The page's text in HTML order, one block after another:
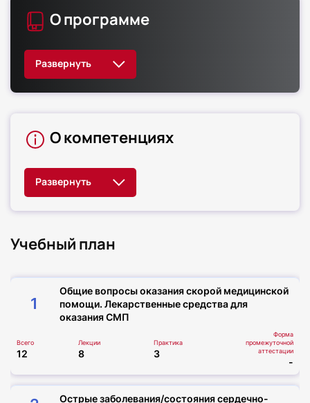
О программе
О компетенциях
Учебный план
1
Общие вопросы оказания скорой медицинской
помощи. Лекарственные средства для
оказания СМП
Всего
12
Лекции
8
Практика
3
Форма
промежуточной
аттестации
-
Острые заболевания/состояния сердечно-